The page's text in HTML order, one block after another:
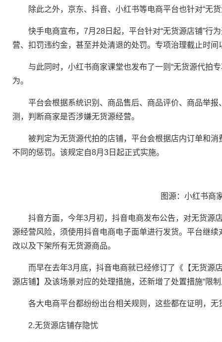
除此之外，京东、抖音、小红书等电商平台也针对“无货
快手电商宣布，7月28日起，平台针对“无货源店铺”行
营、扣罚违约金，甚至并处清退的处罚。专项治理截止时间
与此同时，小红书商家课堂也发布了一则“无货源代拍专
为。
平台会根据系统识别、商品售后、商品评价、商品举报
测，判断商家是否涉嫌无货源经营。
被判定为无货源代拍的店铺，平台会根据店内订单和消
不同的惩罚。该规定自8月3日起正式实施。
图源：小红书商
抖音方面，今年3月初，抖音电商发布公告，对无货源
源经营风险，须使用抖音电商电子面单进行发货。平台继
改以及下架所有无货源商品。
而早在去年3月底，抖音电商就已经修订了《【无货源
源店铺】及该场景对应的处理措施，还新增了处置措施“限
各大电商平台都纷纷出台相关规则，这些都在证明，无
2.无货源店铺存隐忧